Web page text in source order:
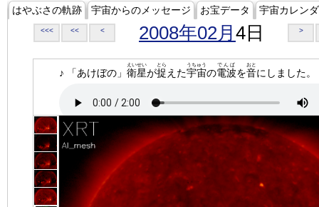
はやぶさの軌跡 宇宙からのメッセージ お宝データ 宇宙カレン
<<< << < 2008年02月 4日 >
♪ 「あけぼの」 衛星
えいせい
が捉
とら
えた宇宙
うちゅう
の電波
でんぱ
を音
おと
にしました。